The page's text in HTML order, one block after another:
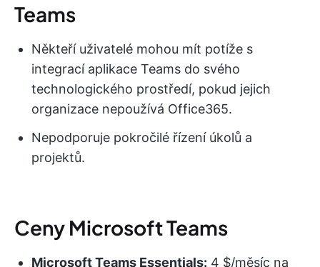
Teams
Někteří uživatelé mohou mít potíže s
integrací aplikace Teams do svého
technologického prostředí, pokud jejich
organizace nepoužívá Office365.
Nepodporuje pokročilé řízení úkolů a
projektů.
Ceny Microsoft Teams
Microsoft Teams Essentials: 4 $/měsíc na